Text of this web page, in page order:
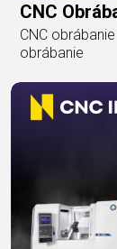
CNC
CNC
obrábanie